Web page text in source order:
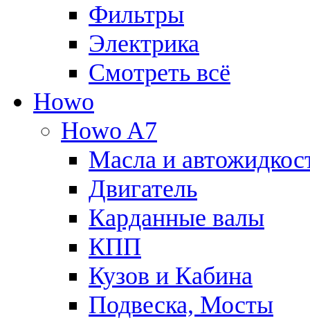
Фильтры
Электрика
Смотреть всё
Howo
Howo A7
Масла и
Двигатель
Карданные валы
КПП
Кузов и Кабина
Подвеска, Мосты